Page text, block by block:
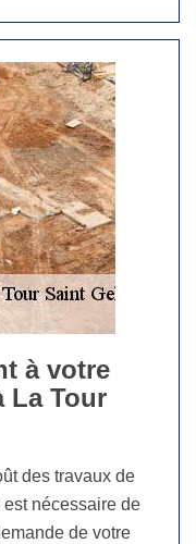
à votre
La Tour
des travaux de
nécessaire de
de votre